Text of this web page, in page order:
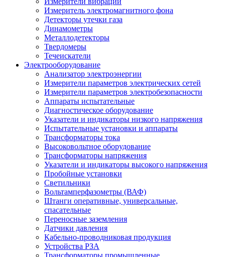
Измеритель электромагнитного фона
Детекторы утечки газа
Динамометры
Металлодетекторы
Твердомеры
Течеискатели
Электрооборудование
Анализатор электроэнергии
Измерители параметров электрических сетей
Измерители параметров электробезопасности
Аппараты испытательные
Диагностическое оборудование
Указатели и индикаторы низкого напряжения
Испытательные установки и аппараты
Трансформаторы тока
Высоковольтное оборудование
Трансформаторы напряжения
Указатели и индикаторы высокого напряжения
Пробойные установки
Светильники
Вольтамперфазометры (ВАФ)
Штанги оперативные, универсальные,
спасательные
Переносные заземления
Датчики давления
Кабельно-проводниковая продукция
Устройства РЗА
Трансформаторы промышленные